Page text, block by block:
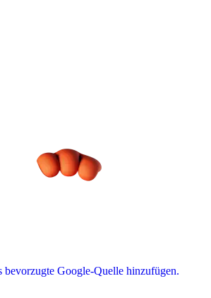
bevorzugte Google-Quelle hinzufügen.